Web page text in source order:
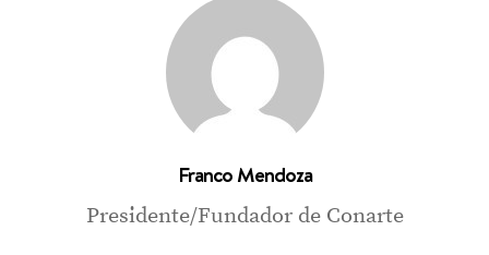
Franco Mendoza
Presidente/Fundador de Conarte